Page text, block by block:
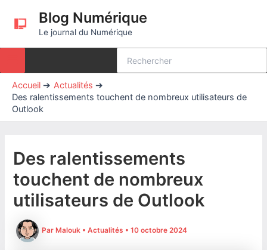
Blog Numérique
Le journal du Numérique
Accueil
Actualités
Des ralentissements touchent de nombreux utilisateurs de
Outlook
Des ralentissements
touchent de nombreux
utilisateurs de Outlook
Par Malouk •Actualités •10 octobre 2024